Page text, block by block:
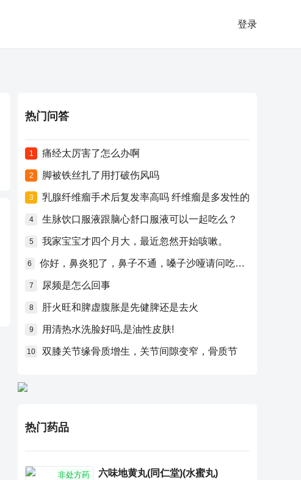
登录
热门问答
1 痛经太厉害了怎么办啊
2 脚被铁丝扎了用打破伤风吗
3 乳腺纤维瘤手术后复发率高吗 纤维瘤是多发性的
4 生脉饮口服液跟脑心舒口服液可以一起吃么？
5 我家宝宝才四个月大，最近忽然开始咳嗽。
6 你好，鼻炎犯了，鼻子不通，嗓子沙哑请问吃什么药比较好？
7 尿频是怎么回事
8 肝火旺和脾虚腹胀是先健脾还是去火
9 用清热水洗脸好吗,是油性皮肤!
10 双膝关节缘骨质增生，关节间隙变窄，骨质节
热门药品
非处方药 六味地黄丸(同仁堂)(水蜜丸)